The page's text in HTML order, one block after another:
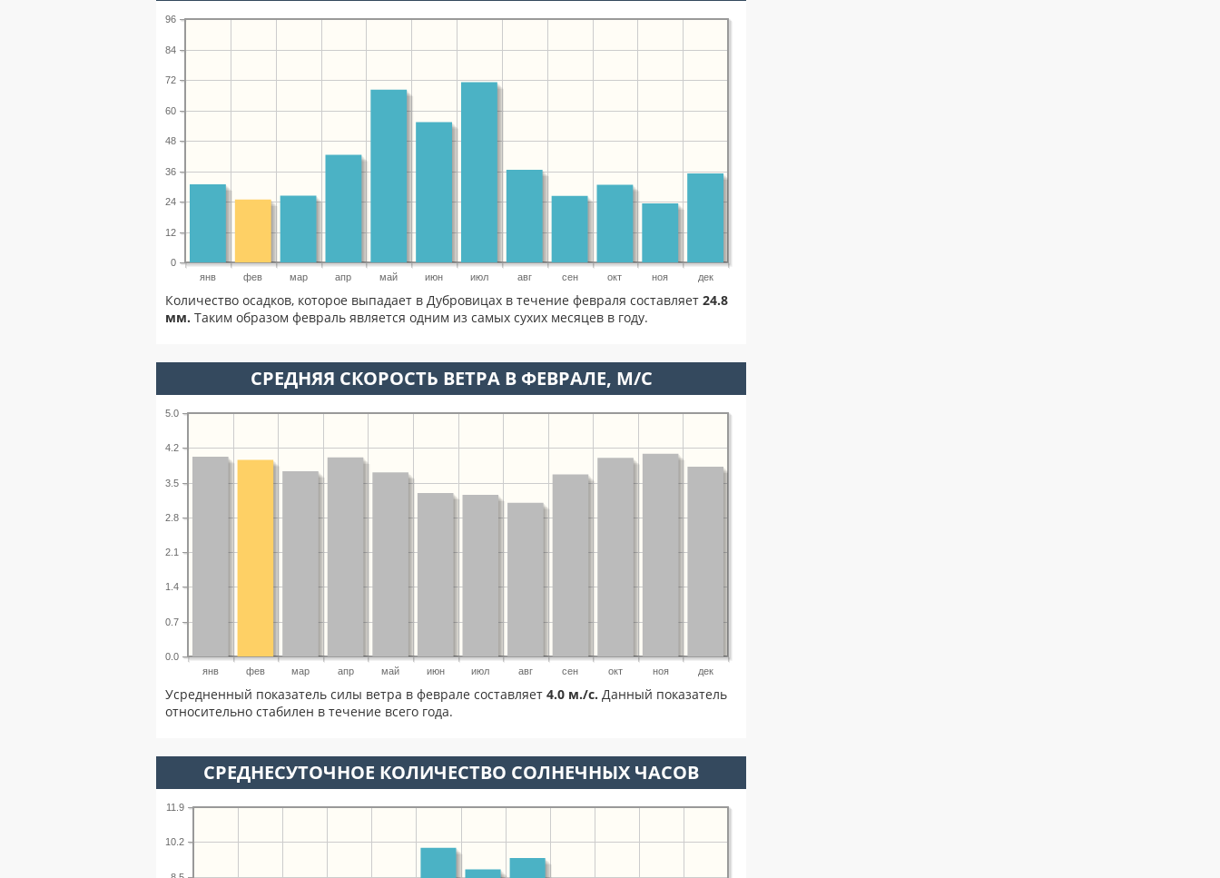
янв фев мар апр май июн июл авг сен окт ноя дек
0
12
24
36
48
60
72
84
96
Количество осадков, которое выпадает в Дубровицах в течение февраля составляет 24.8
мм. Таким образом февраль является одним из самых сухих месяцев в году.
СРЕДНЯЯ СКОРОСТЬ ВЕТРА В ФЕВРАЛЕ, М/С
янв фев мар апр май июн июл авг сен окт ноя дек
0.0
0.7
1.4
2.1
2.8
3.5
4.2
5.0
Усредненный показатель силы ветра в феврале составляет 4.0 м./с. Данный показатель
относительно стабилен в течение всего года.
СРЕДНЕСУТОЧНОЕ КОЛИЧЕСТВО СОЛНЕЧНЫХ ЧАСОВ
10.2
11.9